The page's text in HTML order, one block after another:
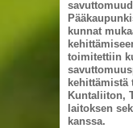
kunnat
toimitettiin
kehittämistä
Kuntaliiton,
laitoksen
kanssa.